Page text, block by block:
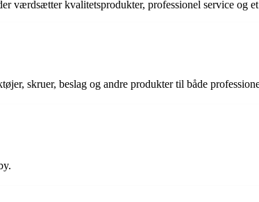
værdsætter kvalitetsprodukter, professionel service og
skruer, beslag og andre produkter til både